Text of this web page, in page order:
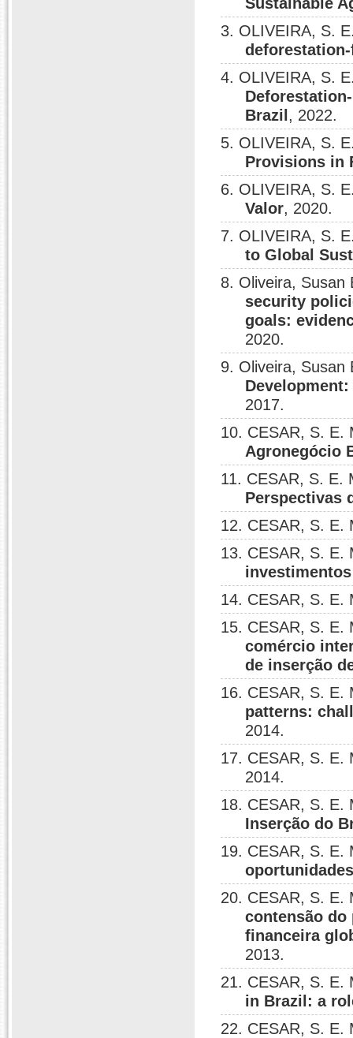
3. OLIVEIRA, S.
4. OLIVEIRA, S.
Brazil , 2022.
5. OLIVEIRA, S.
Provisions in
6. OLIVEIRA, S.
Valor, 2020.
7. OLIVEIRA, S.
to Global
8. Oliveira,
security
goals:
2020.
9. Oliveira,
2017.
10. CESAR, S. E.
Agronegócio
11. CESAR, S. E.
Perspectivas
12. CESAR, S. E.
13. CESAR, S. E.
14. CESAR, S. E.
15. CESAR, S. E.
comércio
de inserção
16. CESAR, S. E.
patterns:
2014.
17. CESAR, S. E.
2014.
18. CESAR, S. E.
Inserção do
19. CESAR, S. E.
20. CESAR, S. E.
contensão do
financeira
2013.
21. CESAR, S.
in Brazil: a
22. CESAR, S. E.